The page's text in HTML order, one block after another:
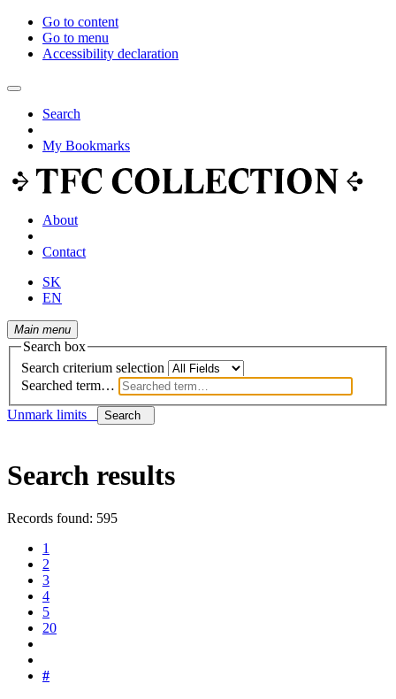
Go to content
Go to menu
Accessibility declaration
Search
My Bookmarks
About
Contact
SK
EN
Main menu
Search box
Search criterium selection
Searched term…
Unmark limits
Search
Search results
Records found: 595
1
2
3
4
5
20
#